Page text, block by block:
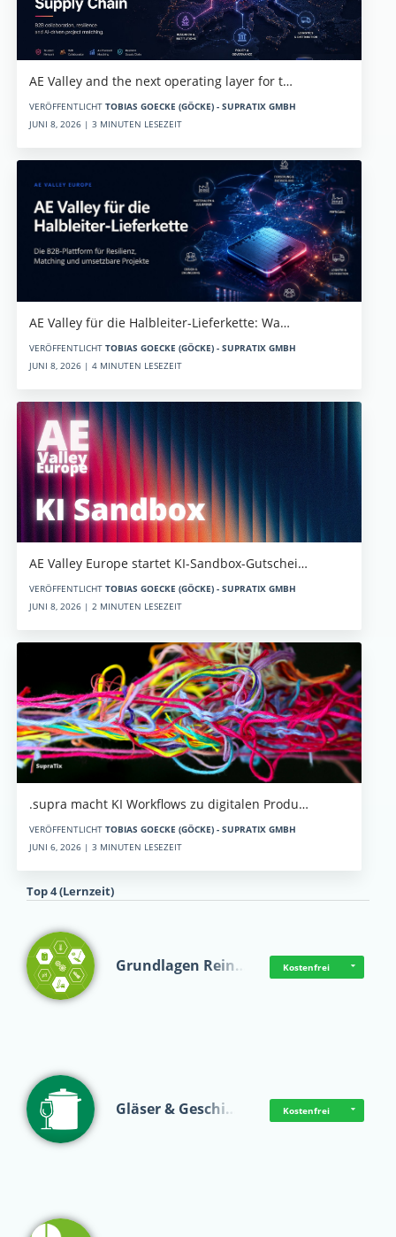
AE Valley and the next operating layer for t…
VERÖFFENTLICHT TOBIAS GOECKE (GÖCKE) - SUPRATIX GMBH
JUNI 8, 2026 | 3 MINUTEN LESEZEIT
AE Valley für die Halbleiter-Lieferkette: Wa…
VERÖFFENTLICHT TOBIAS GOECKE (GÖCKE) - SUPRATIX GMBH
JUNI 8, 2026 | 4 MINUTEN LESEZEIT
AE Valley Europe startet KI-Sandbox-Gutschei…
VERÖFFENTLICHT TOBIAS GOECKE (GÖCKE) - SUPRATIX GMBH
JUNI 8, 2026 | 2 MINUTEN LESEZEIT
.supra macht KI Workflows zu digitalen Produ…
VERÖFFENTLICHT TOBIAS GOECKE (GÖCKE) - SUPRATIX GMBH
JUNI 6, 2026 | 3 MINUTEN LESEZEIT
Top 4 (Lernzeit)
Grundlagen Rein… Kostenfrei
Gläser & Geschi… Kostenfrei